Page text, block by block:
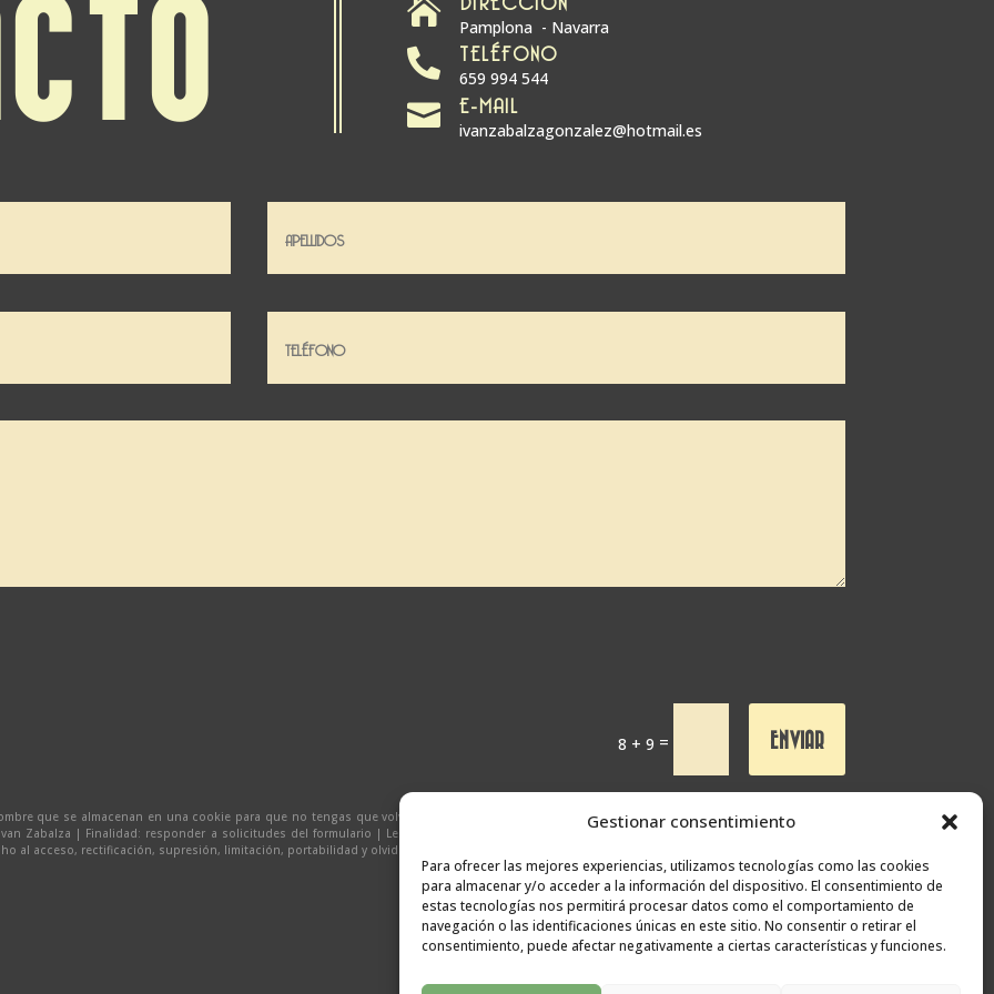
Gestionar consentimiento
Para ofrecer las mejores experiencias, utilizamos tecnologías como las cookies
para almacenar y/o acceder a la información del dispositivo. El consentimiento de
estas tecnologías nos permitirá procesar datos como el comportamiento de
navegación o las identificaciones únicas en este sitio. No consentir o retirar el
consentimiento, puede afectar negativamente a ciertas características y funciones.
 Pamplona - Navarra
 TELÉFONO
659 994 544
 E-MAIL
ivanzabalzagonzalez@hotmail.es
8 + 9 = ENVIAR
que se almacenan en una cookie para que no tengas que volver a completarlos en próximos envíos. Al enviar el formulario debes aceptar
Zabalza | Finalidad: responder a solicitudes del formulario | Legitimación: Tu consentimiento expreso | Destinatario:
al acceso, rectificación, supresión, limitación, portabilidad y olvido de tus datos.